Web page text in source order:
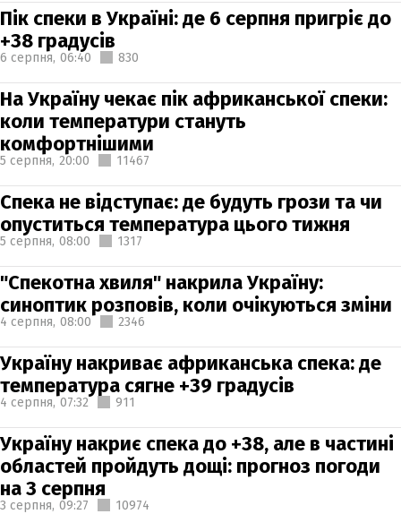
Пік спеки в Україні: де 6 серпня пригріє до
+38 градусів
6 серпня, 06:40 830
На Україну чекає пік африканської спеки:
коли температури стануть
комфортнішими
5 серпня, 20:00 11467
Спека не відступає: де будуть грози та чи
опуститься температура цього тижня
5 серпня, 08:00 1317
"Спекотна хвиля" накрила Україну:
синоптик розповів, коли очікуються зміни
4 серпня, 08:00 2346
Україну накриває африканська спека: де
температура сягне +39 градусів
4 серпня, 07:32 911
Україну накриє спека до +38, але в частині
областей пройдуть дощі: прогноз погоди
на 3 серпня
3 серпня, 09:27 10974